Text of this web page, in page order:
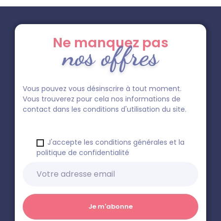
Ne manquez pas
nos offres
Vous pouvez vous désinscrire à tout moment.
Vous trouverez pour cela nos informations de
contact dans les conditions d'utilisation du site.
J'accepte les conditions générales et la
politique de confidentialité